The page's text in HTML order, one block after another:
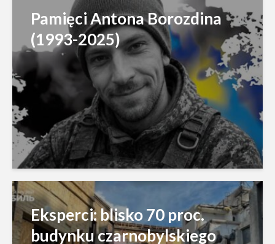
Pamięci Antona Borozdina
(1993-2025)
Eksperci: blisko 70 proc.
budynku czarnobylskiego